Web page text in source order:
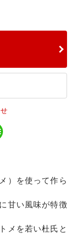
）を使って作ら
甘い風味が特徴
メを若い杜氏と